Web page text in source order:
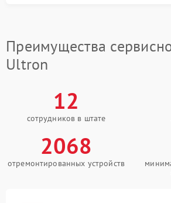
Преимущества
Ultron
12
сотрудников в штате
2068
отремонтированных устройств